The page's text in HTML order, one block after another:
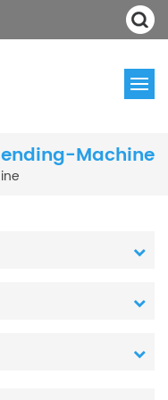
Machine